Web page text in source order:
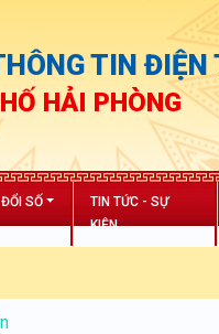
TIN ĐIỆN
HẢI PHÒNG
SỐ
TIN TỨC - SỰ
KIỆN